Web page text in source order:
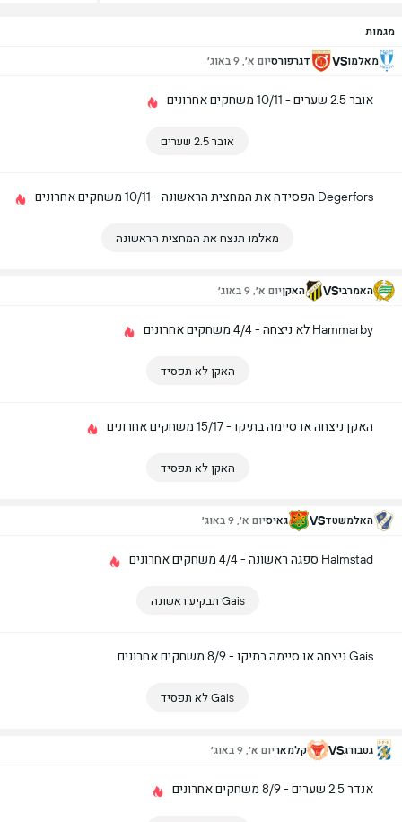
מגמות
מאלמוVS דגרפורסיום א׳, 9 באוג׳
אובר 2.5 שערים - 10/11 משחקים אחרונים
אובר 2.5 שערים
Degerfors הפסידה את המחצית הראשונה - 10/11 משחקים אחרונים
מאלמו תנצח את המחצית הראשונה
האמרביVS האקןיום א׳, 9 באוג׳
Hammarby לא ניצחה - 4/4 משחקים אחרונים
האקן לא תפסיד
האקן ניצחה או סיימה בתיקו - 15/17 משחקים אחרונים
האקן לא תפסיד
האלמשטדVS גאיסיום א׳, 9 באוג׳
Halmstad ספגה ראשונה - 4/4 משחקים אחרונים
Gais תבקיע ראשונה
Gais ניצחה או סיימה בתיקו - 8/9 משחקים אחרונים
Gais לא תפסיד
גטבורגVS קלמאריום א׳, 9 באוג׳
אנדר 2.5 שערים - 8/9 משחקים אחרונים